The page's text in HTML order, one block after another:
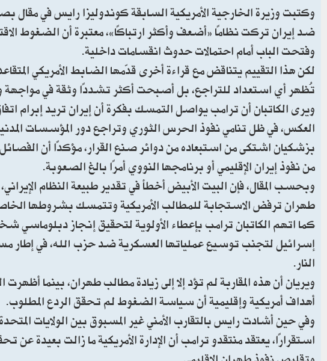
وكتبت وزيرة الخارجية الأمريكية السابقة كوندوليزا رايس في مقال
ضد إيران تركت نظامًا «أضعف وأكثر ارتباكًا»، معتبرة أن الضغوط
وفتحت الباب أمام احتمالات حدوث انقسامات داخلية.
لكن هذا التقييم يتناقض مع قراءة أخرى قدّمها الضابط الأمريكي
تُظهر أي استعداد للتراجع، بل أصبحت أكثر تشددًا وثقة في
ويرى الكاتبان أن ترامب يواصل التمسك بفكرة أن إيران تريد إبرام
العكس، في ظل تنامي نفوذ الحرس الثوري وتراجع دور المؤسسات
بزشكيان اشتكى من استبعاده من دوائر صنع القرار، مؤكدًا أن
من نفوذ إيران الإقليمي أو برنامجها النووي أمرًا بالغ الصعوبة.
وبحسب المقال، فإن البيت الأبيض أخطأ في تقدير طبيعة النظام
طهران ترفض الاستجابة للمطالب الأمريكية وتتمسك بشروطها
كما اتهم الكاتبان ترامب بإعطاء الأولوية لتحقيق إنجاز
إسرائيل لتجنب توسيع عملياتها العسكرية ضد حزب الله، في إطار
النار.
ويريان أن هذه المقاربة لم تؤد إلا إلى زيادة مطالب طهران، بينما
أهداف أمريكية وإقليمية أن سياسة الضغوط لم تحقق الردع المطلوب.
وفي حين أشادت رايس بالتقارب الأمني غير المسبوق بين الولايات
استقرارًا، يعتقد منتقدو ترامب أن الإدارة الأمريكية ما زالت بعيدة عن